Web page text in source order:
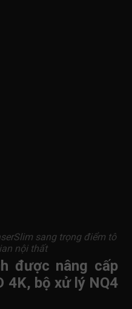
sang trọng điểm tô
nội thất
được nâng cấp
4K, bộ xử lý NQ4